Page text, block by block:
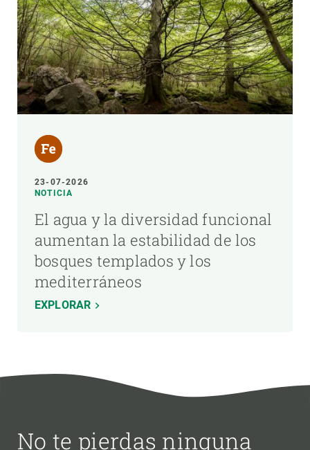
23-07-2026
NOTICIA
El agua y la diversidad funcional
aumentan la estabilidad de los
bosques templados y los
mediterráneos
EXPLORAR
No te pierdas ninguna